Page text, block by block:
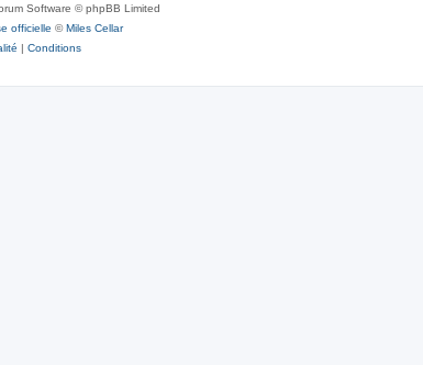
Software © phpBB Limited
officielle ©Miles Cellar
| Conditions